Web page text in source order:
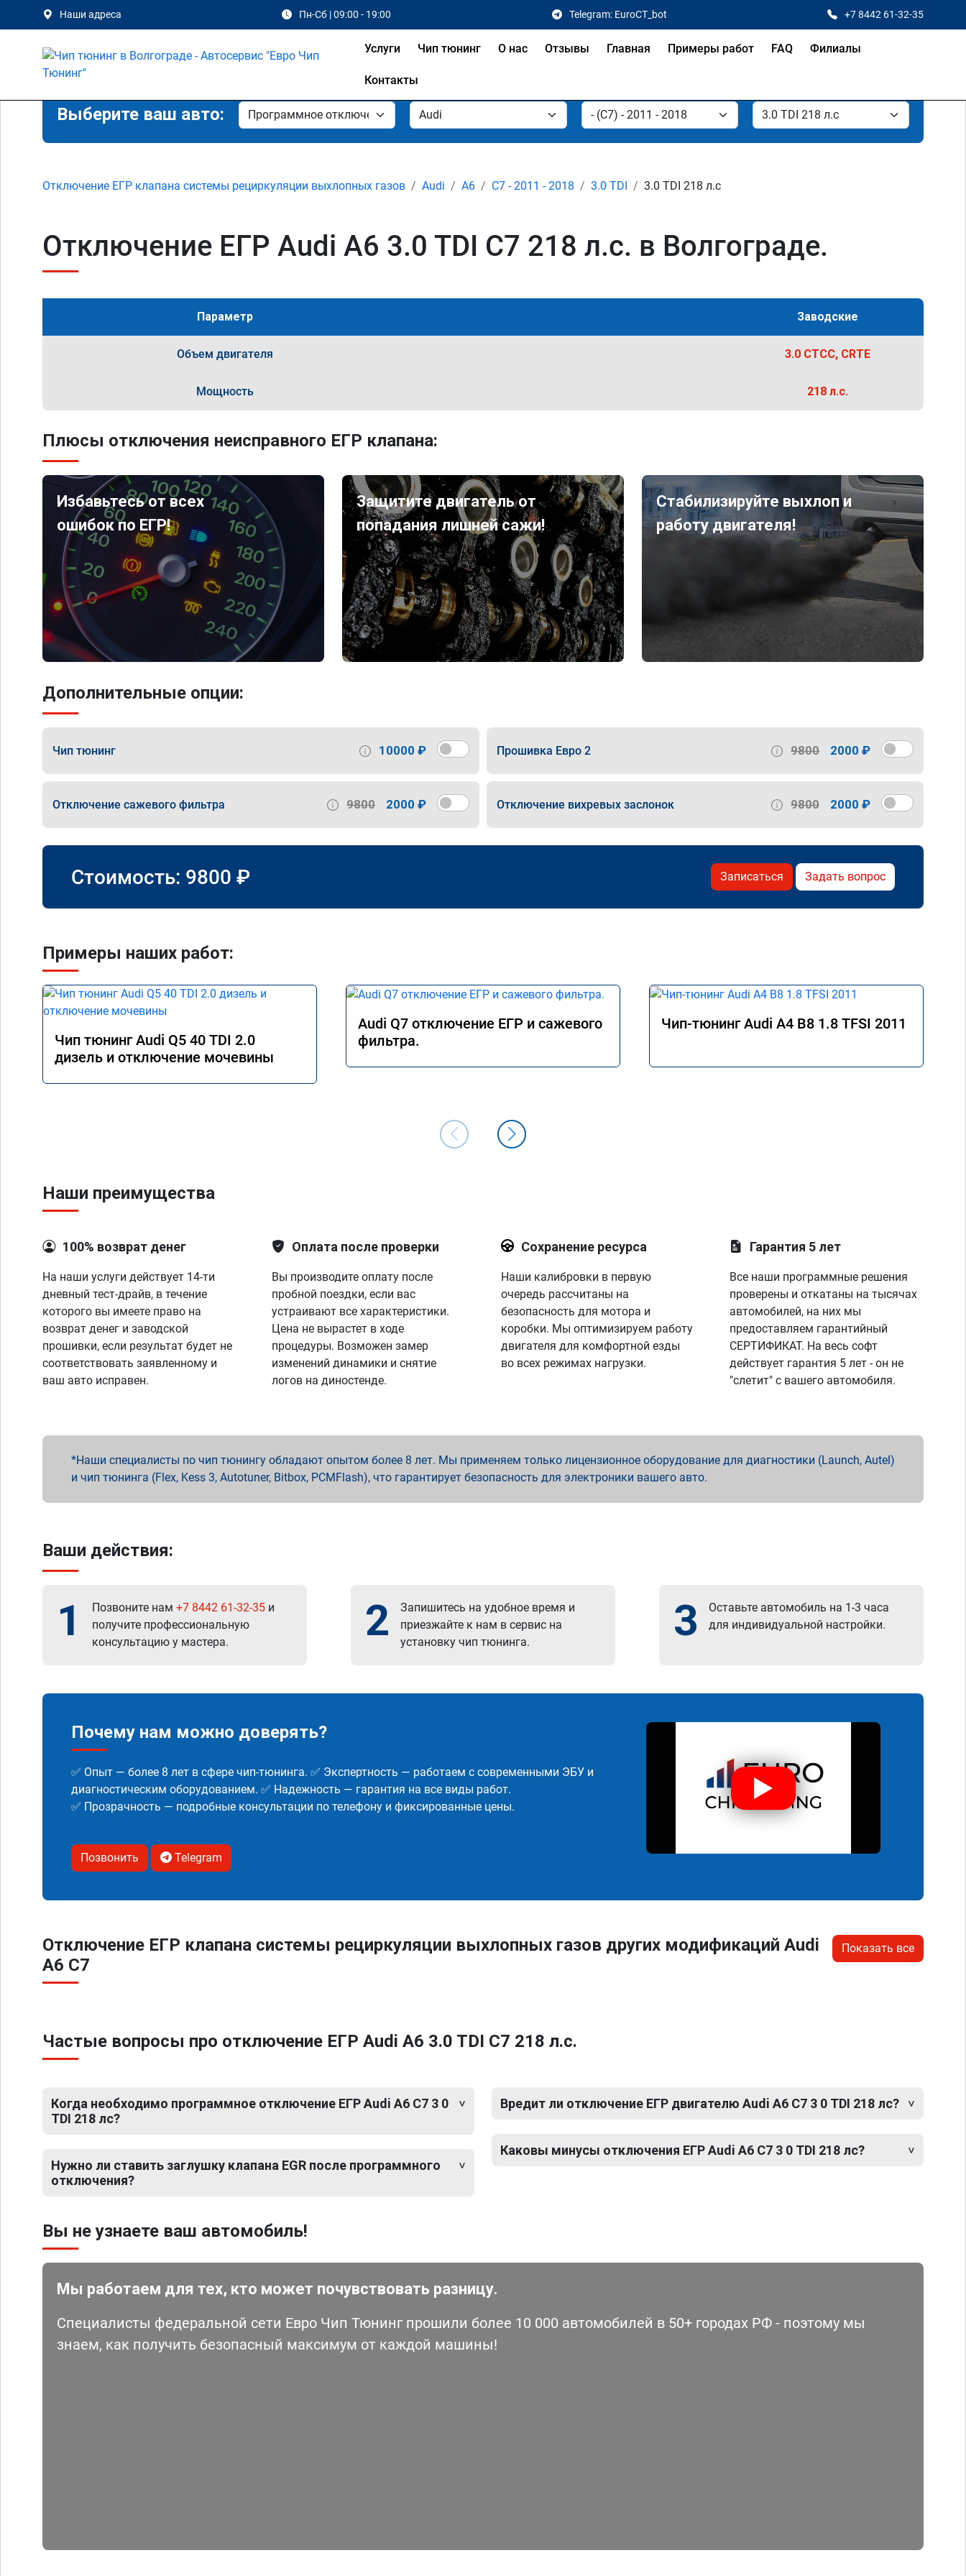
Наши адреса Пн-Сб | 09:00 - 19:00 Telegram: EuroCT_bot +7 8442 61-32-35
Услуги Чип тюнинг О нас Отзывы Главная Примеры работ FAQ Филиалы
Контакты
Выберите ваш авто:
Отключение ЕГР клапана системы рециркуляции выхлопных газов Audi A6 C7 - 2011 - 2018 3.0 TDI 3.0 TDI 218 л.с
Отключение ЕГР Audi A6 3.0 TDI C7 218 л.с. в Волгограде.
Параметр Заводские
Объем двигателя 3.0 CTCC, CRTE
Мощность 218 л.с.
Плюсы отключения неисправного ЕГР клапана:
Избавьтесь от всех
ошибок по ЕГР!
Защитите двигатель от
попадания лишней сажи!
Стабилизируйте выхлоп и
работу двигателя!
Дополнительные опции:
Чип тюнинг 10000 ₽ Прошивка Евро 2 9800 2000 ₽
Отключение сажевого фильтра 9800 2000 ₽ Отключение вихревых заслонок 9800 2000 ₽
Стоимость: 9800 ₽ Записаться Задать вопрос
Примеры наших работ:
Чип тюнинг Audi Q5 40 TDI 2.0
дизель и отключение мочевины
Audi Q7 отключение ЕГР и сажевого
фильтра.
Чип-тюнинг Audi A4 B8 1.8 TFSI 2011
Наши преимущества
100% возврат денег
На наши услуги действует 14-ти
дневный тест-драйв, в течение
которого вы имеете право на
возврат денег и заводской
прошивки, если результат будет не
соответствовать заявленному и
ваш авто исправен.
Оплата после проверки
Вы производите оплату после
пробной поездки, если вас
устраивают все характеристики.
Цена не вырастет в ходе
процедуры. Возможен замер
изменений динамики и снятие
логов на диностенде.
Сохранение ресурса
Наши калибровки в первую
очередь рассчитаны на
безопасность для мотора и
коробки. Мы оптимизируем работу
двигателя для комфортной езды
во всех режимах нагрузки.
Гарантия 5 лет
Все наши программные решения
проверены и откатаны на тысячах
автомобилей, на них мы
предоставляем гарантийный
СЕРТИФИКАТ. На весь софт
действует гарантия 5 лет - он не
"слетит" с вашего автомобиля.
Наши специалисты по чип тюнингу обладают опытом более 8 лет. Мы применяем только лицензионное оборудование для диагностики (Launch, Autel)
и чип тюнинга (Flex, Kess 3, Autotuner, Bitbox, PCMFlash), что гарантирует безопасность для электроники вашего авто.
Ваши действия:
1 Позвоните нам +7 8442 61-32-35 и
получите профессиональную
консультацию у мастера.
2
Запишитесь на удобное время и
приезжайте к нам в сервис на
установку чип тюнинга.
3
Оставьте автомобиль на 1-3 часа
для индивидуальной настройки.
Почему нам можно доверять?
✅ Опыт — более 8 лет в сфере чип-тюнинга. ✅ Экспертность — работаем с современными ЭБУ и
диагностическим оборудованием. ✅ Надежность — гарантия на все виды работ.
✅ Прозрачность — подробные консультации по телефону и фиксированные цены.
Позвонить Telegram
Отключение ЕГР клапана системы рециркуляции выхлопных газов других модификаций Audi
A6 C7
Показать все
Частые вопросы про отключение ЕГР Audi A6 3.0 TDI C7 218 л.с.
Когда необходимо программное отключение ЕГР Audi A6 C7 3 0
TDI 218 лс?
Нужно ли ставить заглушку клапана EGR после программного
отключения?
Вредит ли отключение ЕГР двигателю Audi A6 C7 3 0 TDI 218 лс?
Каковы минусы отключения ЕГР Audi A6 C7 3 0 TDI 218 лс?
Вы не узнаете ваш автомобиль!
Мы работаем для тех, кто может почувствовать разницу.
Специалисты федеральной сети Евро Чип Тюнинг прошили более 10 000 автомобилей в 50+ городах РФ - поэтому мы
знаем, как получить безопасный максимум от каждой машины!